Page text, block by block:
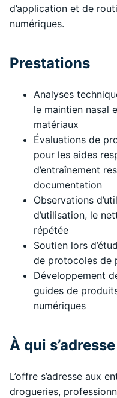
d’application et de
numériques.
Prestations
Analyses
le maintien nasal
matériaux
Évaluations de
pour les aides
d’entraînement
documentation
Observations
d’utilisation, le
répétée
Soutien lors
de protocoles de
Développement
guides de
numériques
À qui
L’offre s’adresse aux
drogueries,